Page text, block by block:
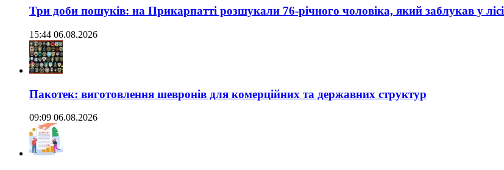
Три доби пошуків: на Прикарпатті розшукали 76-річного чоловіка, який заблукав у лісі
15:44 06.08.2026
Пакотек: виготовлення шевронів для комерційних та державних структур
09:09 06.08.2026